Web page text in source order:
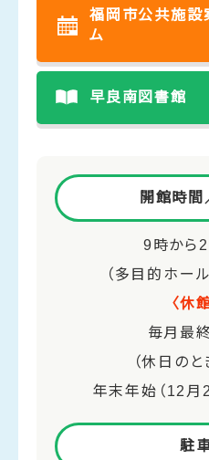
福岡市公共施設
ム
早良南図書館
開館時間
9時から
（多目的ホー
〈休
毎月最
（休日のと
年末年始（12月
駐